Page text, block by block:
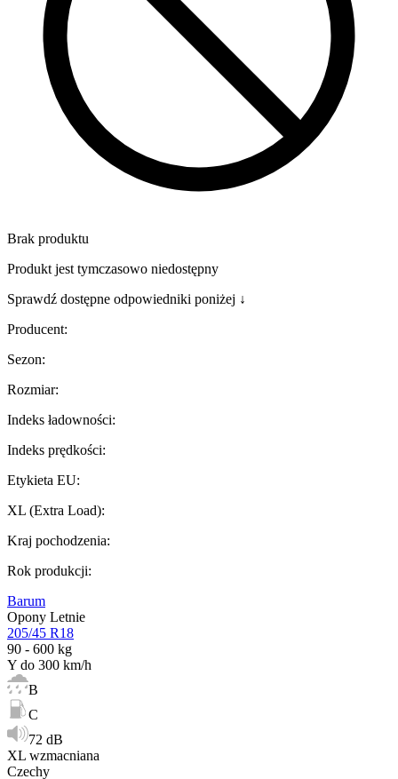
Brak produktu
Produkt jest tymczasowo niedostępny
Sprawdź dostępne odpowiedniki poniżej ↓
Producent:
Sezon:
Rozmiar:
Indeks ładowności:
Indeks prędkości:
Etykieta EU:
XL (Extra Load):
Kraj pochodzenia:
Rok produkcji:
Barum
Opony Letnie
205/45 R18
90 - 600 kg
Y do 300 km/h
B
C
72 dB
XL wzmacniana
Czechy